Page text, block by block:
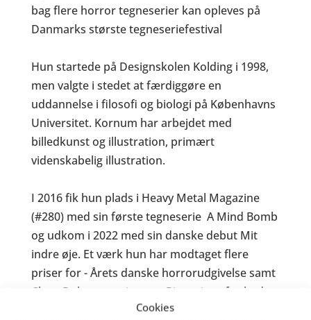
Cookies
bag flere horror tegneserier kan opleves på
Danmarks største tegneseriefestival
Hun startede på Designskolen Kolding i 1998,
men valgte i stedet at færdiggøre en
uddannelse i filosofi og biologi på Københavns
Universitet. Kornum har arbejdet med
billedkunst og illustration, primært
videnskabelig illustration.
I 2016 fik hun plads i Heavy Metal Magazine
(#280) med sin første tegneserie A Mind Bomb
og udkom i 2022 med sin danske debut Mit
indre øje. Et værk hun har modtaget flere
priser for - Årets danske horrorudgivelse samt
Claus Deleuran prisen og Pingprisen for bedste